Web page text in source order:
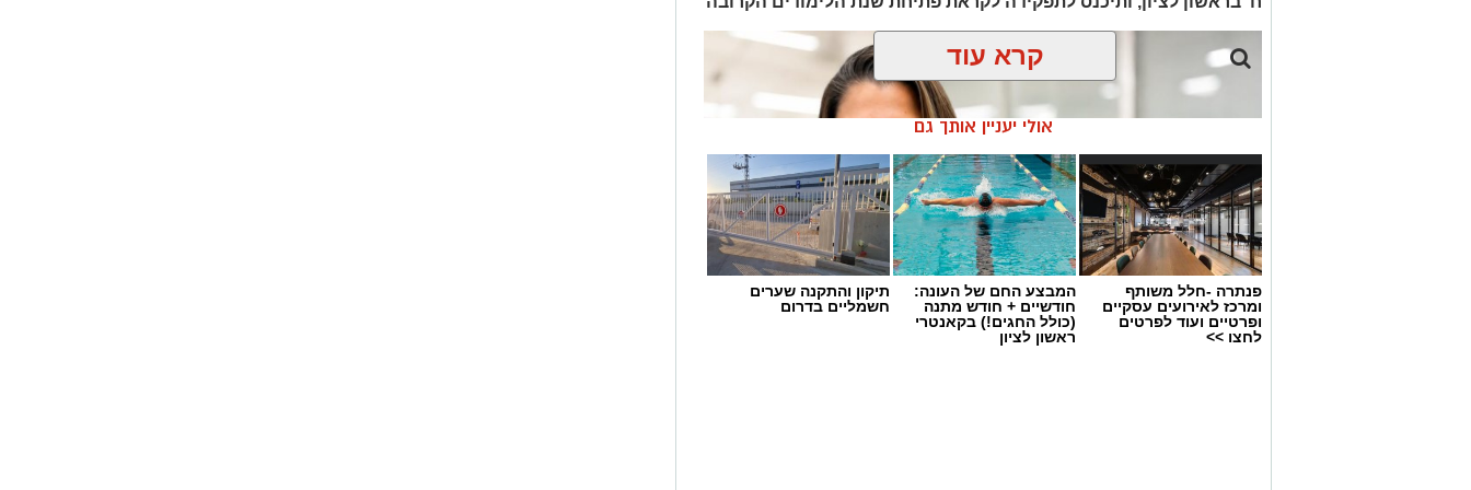
הרחוב, פעולה פשוטה שיכולה לסייע להם לעבור את ימי הקיץ בשלום.
במקביל, הכלבייה העירונית מזמינה את הציבור להכיר את החתולים המחכים
לאימוץ. כל החתולים מטופלים, מחוסנים וממתינים למשפחה שתעניק להם בית חם
לפרטים נוספים ולאימוץ ניתן ליצור קשר עם הכלבייה העירונית ראשון לציון בטלפון
054-5233031
.
יש לכם מידע חשוב שטרם נחשף? צילומים מאירוע חדשותי? מצאתם טעות
בכתבה? נשמח שתשתפו אותנו
קרא עוד
אולי יעניין אותך גם
פנתרה -חלל משותף
ומרכז לאירועים עסקיים
ופרטיים ועוד לפרטים
לחצו >>
המבצע החם של העונה:
חודשיים + חודש מתנה
(כולל החגים!) בקאנטרי
ראשון לציון
תיקון והתקנה שערים
חשמליים בדרום